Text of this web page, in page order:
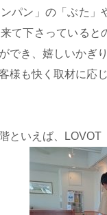
パン」の「ぶた
て下さっている
でき、嬉しいかぎ
様も快く取材に応
といえば、LOVOT